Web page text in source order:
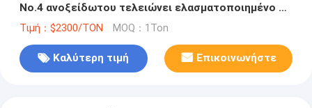
No.4 ανοξείδωτου τελειώνει ελασματοποιημένο εν
ψυχρώ
Τιμή：$2300/TON MOQ：1Ton
Καλύτερη τιμή Επικοινωνήστε